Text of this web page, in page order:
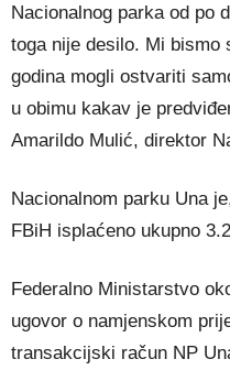
Nacionalnog parka od po
toga nije desilo. Mi bismo
godina mogli ostvariti
u obimu kakav je
Amarildo Mulić, direktor
Nacionalnom parku Una
FBiH isplaćeno ukupno
Federalno Ministarstvo
ugovor o namjenskom
transakcijski račun NP